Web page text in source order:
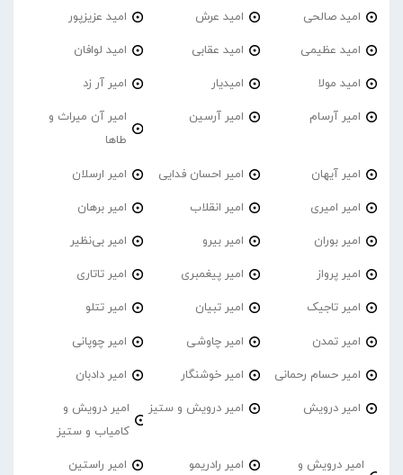
امید صالحی امید عرش امید عزیزپور
امید عظیمی امید عقابی امید لوافان
امید مولا امیدیار امیر آر زد
امیر آرسام امیر آرسین
امیر آن میراث و
طاها
امیر آیهان امیر احسان فدایی امیر ارسلان
امیر امیری امیر انقلاب امیر برهان
امیر‌ بوران امیر بیرو امیر بی‌نظیر
امیر پرواز امیر پیغمبری امیر تاتاری
امیر تاجیک امیر تبیان امیر تتلو
امیر تمدن امیر چاوشی امیر چوپانی
امیر حسام رحمانی امیر خوشنگار امیر دادبان
امیر درویش امیر درویش و ستیز
امیر درویش و
کامیاب و ستیز
امیر درویش و
امیر رادریمو امیر راستین